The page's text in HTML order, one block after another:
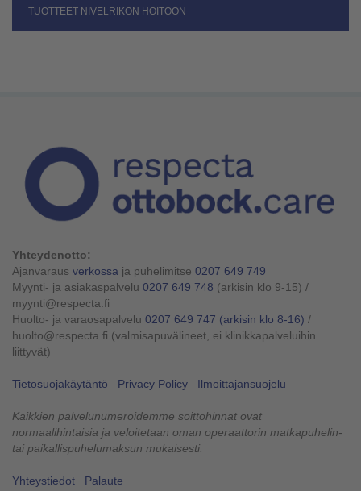
TUOTTEET NIVELRIKON HOITOON
Yhteydenotto:
Ajanvaraus verkossa ja puhelimitse 0207 649 749
Myynti- ja asiakaspalvelu 0207 649 748 (arkisin klo 9-15) /
myynti@respecta.fi
Huolto- ja varaosapalvelu 0207 649 747 (arkisin klo 8-16) /
huolto@respecta.fi (valmisapuvälineet, ei klinikkapalveluihin
liittyvät)
Tietosuojakäytäntö Privacy Policy Ilmoittajansuojelu
Kaikkien palvelunumeroidemme soittohinnat ovat
normaalihintaisia ja veloitetaan oman operaattorin matkapuhelin-
tai paikallispuhelumaksun mukaisesti.
Yhteystiedot
Palaute